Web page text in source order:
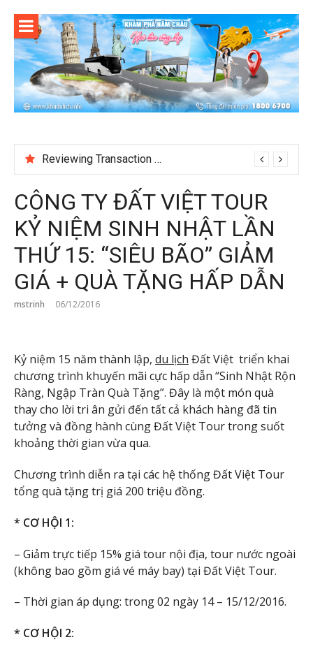
content
Reviewing Transaction History at BetNinja UK
CÔNG TY ĐẤT VIỆT TOUR
KỶ NIỆM SINH NHẬT LẦN
THỨ 15: “SIÊU BÃO” GIẢM
GIÁ + QUÀ TẶNG HẤP DẪN
mstrinh 06/12/2016
Kỷ niệm 15 năm thành lập, du lịch Đất Việt triển khai
chương trình khuyến mãi cực hấp dẫn “Sinh Nhật Rộn
Ràng, Ngập Tràn Quà Tặng”. Đây là một món quà
thay cho lời tri ân gửi đến tất cả khách hàng đã tin
tưởng và đồng hành cùng Đất Việt Tour trong suốt
khoảng thời gian vừa qua.
Chương trình diễn ra tại các hệ thống Đất Việt Tour
tổng quà tặng trị giá 200 triệu đồng.
* CƠ HỘI 1:
– Giảm trực tiếp 15% giá tour nội địa, tour nước ngoài
(không bao gồm giá vé máy bay) tại Đất Việt Tour.
– Thời gian áp dụng: trong 02 ngày 14 – 15/12/2016.
* CƠ HỘI 2: